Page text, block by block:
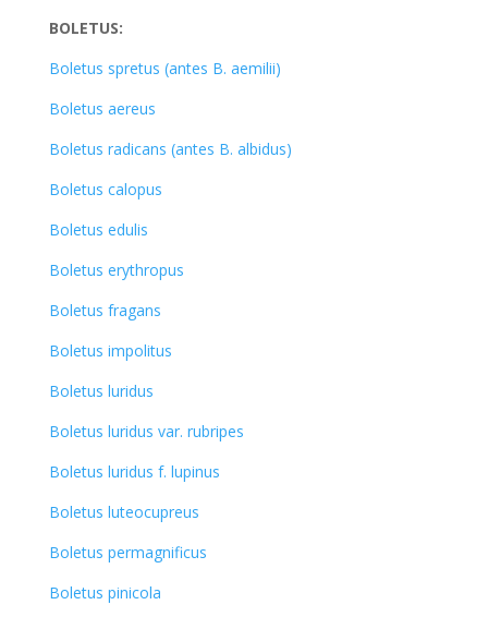
BOLETUS:
Boletus spretus (antes B. aemilii)
Boletus aereus
Boletus radicans (antes B. albidus)
Boletus calopus
Boletus edulis
Boletus erythropus
Boletus fragans
Boletus impolitus
Boletus luridus
Boletus luridus var. rubripes
Boletus luridus f. lupinus
Boletus luteocupreus
Boletus permagnificus
Boletus pinicola